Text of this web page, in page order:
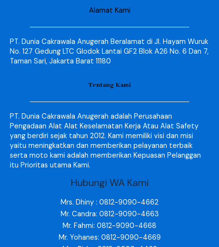
Alamat Kami
PT. Dunia Cakrawala Anugerah Beralamat di Jl. Hayam Wuruk
No. 127 Gedung LTC Glodok Lantai GF2 Blok A26 No. 6 Dan 7,
Taman Sari, Jakarta Barat 11180
Tentang Kami
PT. Dunia Cakrawala Anugerah adalah Perusahaan
Pengadaan Alat Alat Keselamatan Kerja Atau Alat Safety
yang berdiri sejak tahun 2012. Kami memiliki visi dan misi
yaitu meningkatkan dan memberikan pelayanan terbaik
serta moto kami adalah memberikan Kepuasan Pelanggan
itu Prioritas utama Kami.
Hubungi WA Kami
Mrs. Dhiny : 0812-9090-4662
Mr. Candra: 0812-9090-4663
Mr. Fahmi: 0812-9090-4668
Mr. Yohanes: 0812-9090-4669